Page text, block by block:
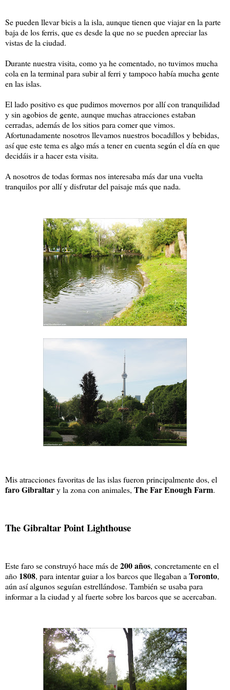
Se pueden llevar bicis a la isla, aunque tienen que viajar en la parte
baja de los ferris, que es desde la que no se pueden apreciar las
vistas de la ciudad.
Durante nuestra visita, como ya he comentado, no tuvimos mucha
cola en la terminal para subir al ferri y tampoco había mucha gente
en las islas.
El lado positivo es que pudimos movernos por allí con tranquilidad
y sin agobios de gente, aunque muchas atracciones estaban
cerradas, además de los sitios para comer que vimos.
Afortunadamente nosotros llevamos nuestros bocadillos y bebidas,
así que este tema es algo más a tener en cuenta según el día en que
decidáis ir a hacer esta visita.
A nosotros de todas formas nos interesaba más dar una vuelta
tranquilos por allí y disfrutar del paisaje más que nada.
Mis atracciones favoritas de las islas fueron principalmente dos, el
faro Gibraltary la zona con animales, The Far Enough Farm.
The Gibraltar Point Lighthouse
Este faro se construyó hace más de200 años, concretamente en el
año 1808, para intentar guiar a los barcos que llegaban a Toronto,
aún así algunos seguían estrellándose. También se usaba para
informar a la ciudad y al fuerte sobre los barcos que se acercaban.